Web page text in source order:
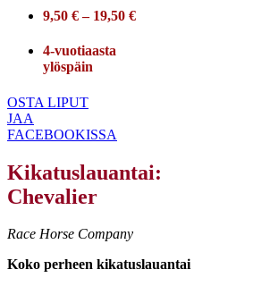
9,50 € – 19,50 €
4-vuotiaasta
ylöspäin
OSTA LIPUT
JAA
FACEBOOKISSA
Kikatuslauantai:
Chevalier
Race Horse Company
Koko perheen kikatuslauantai